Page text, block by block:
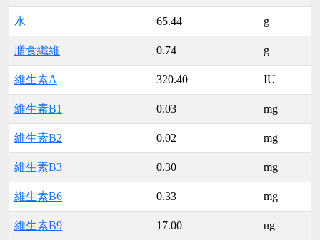
水 65.44 g
膳食纖維 0.74 g
維生素A 320.40 IU
維生素B1 0.03 mg
維生素B2 0.02 mg
維生素B3 0.30 mg
維生素B6 0.33 mg
維生素B9 17.00 ug